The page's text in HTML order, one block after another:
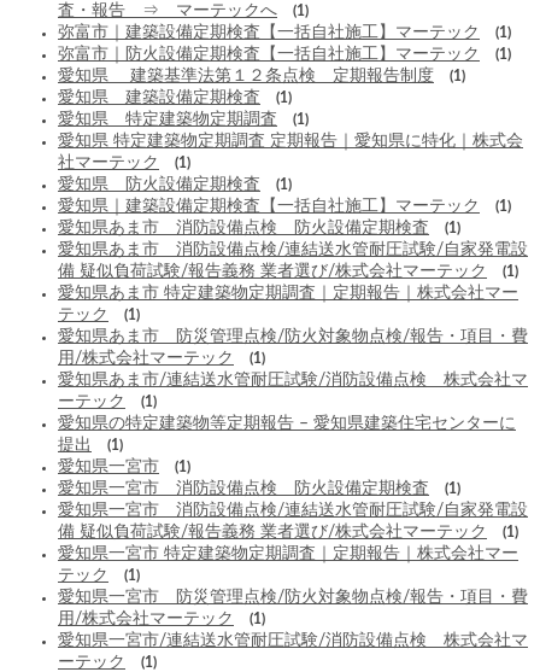
査・報告 ⇒ マーテックへ
(1)
弥富市｜建築設備定期検査【一括自社施工】マーテック (1)
弥富市｜防火設備定期検査【一括自社施工】マーテック (1)
愛知県 建築基準法第１２条点検 定期報告制度 (1)
愛知県 建築設備定期検査 (1)
愛知県 特定建築物定期調査 (1)
愛知県 特定建築物定期調査 定期報告｜愛知県に特化｜株式会
社マーテック
(1)
愛知県 防火設備定期検査 (1)
愛知県｜建築設備定期検査【一括自社施工】マーテック (1)
愛知県あま市 消防設備点検 防火設備定期検査 (1)
愛知県あま市 消防設備点検/連結送水管耐圧試験/自家発電設
備 疑似負荷試験/報告義務 業者選び/株式会社マーテック
(1)
愛知県あま市 特定建築物定期調査｜定期報告｜株式会社マー
テック
(1)
愛知県あま市 防災管理点検/防火対象物点検/報告・項目・費
用/株式会社マーテック
(1)
愛知県あま市/連結送水管耐圧試験/消防設備点検 株式会社マ
ーテック
(1)
愛知県の特定建築物等定期報告 – 愛知県建築住宅センターに
提出
(1)
愛知県一宮市 (1)
愛知県一宮市 消防設備点検 防火設備定期検査 (1)
愛知県一宮市 消防設備点検/連結送水管耐圧試験/自家発電設
備 疑似負荷試験/報告義務 業者選び/株式会社マーテック
(1)
愛知県一宮市 特定建築物定期調査｜定期報告｜株式会社マー
テック
(1)
愛知県一宮市 防災管理点検/防火対象物点検/報告・項目・費
用/株式会社マーテック
(1)
愛知県一宮市/連結送水管耐圧試験/消防設備点検 株式会社マ
ーテック
(1)